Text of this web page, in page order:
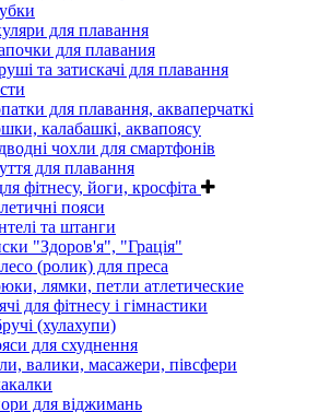
для плавання
для плавания
та затискачі для плавання
для плавання, акваперчаткі
калабашкі, аквапоясу
чохли для смартфонів
для плавання
фітнесу, йоги, кросфіта
пояси
та штанги
"Здоров'я", "Грація"
(ролик) для преса
лямки, петли атлетические
для фітнесу і гімнастики
(хулахупи)
для схуднення
валики, масажери, півсфери
для віджимань